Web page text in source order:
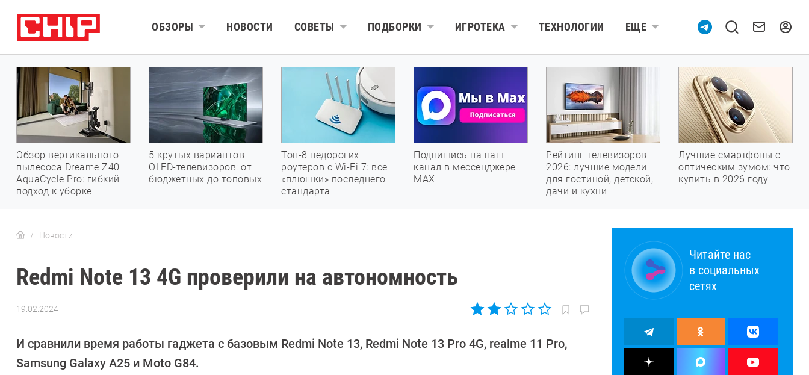
ОБЗОРЫ НОВОСТИ СОВЕТЫ ПОДБОРКИ ИГРОТЕКА ТЕХНОЛОГИИ ЕЩЕ
Обзор вертикального
пылесоса Dreame Z40
AquaCycle Pro: гибкий
подход к уборке
5 крутых вариантов
OLED-телевизоров: от
бюджетных до топовых
Топ-8 недорогих
роутеров с Wi-Fi 7: все
«плюшки» последнего
стандарта
Подпишись на наш
канал в мессенджере
МАХ
Рейтинг телевизоров
2026: лучшие модели
для гостиной, детской,
дачи и кухни
Лучшие смартфоны с
оптическим зумом: что
купить в 2026 году
Новости
Redmi Note 13 4G проверили на автономность
19.02.2024
Калашников
И сравнили время работы гаджета с базовым Redmi Note 13, Redmi Note 13 Pro 4G, realme 11 Pro,
Samsung Galaxy A25 и Moto G84.
Читайте нас
в социальных
сетях